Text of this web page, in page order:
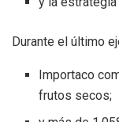
Durante el último
Importaco
frutos secos;